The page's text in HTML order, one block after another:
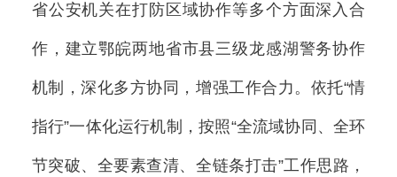
省公安机关在打防区域协作等多个方面深入合
作，建立鄂皖两地省市县三级龙感湖警务协作
机制，深化多方协同，增强工作合力。依托“情
指行”一体化运行机制，按照“全流域协同、全环
节突破、全要素查清、全链条打击”工作思路，